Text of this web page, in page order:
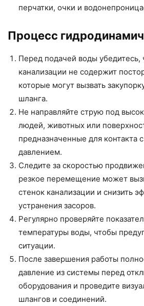
перчатки, очки и
Процесс
Перед подачей воды убедитесь,
канализации не содержит
которые могут вызвать
шланга.
Не направляйте струю под
людей, животных или
предназначенные для контакта
давлением.
Следите за скоростью
резкое перемещение может
стенок канализации и снизить
устранения засоров.
Регулярно проверяйте
температуры воды, чтобы
ситуации.
После завершения работы
давление из системы перед
оборудования и проведите
шлангов и соединений.